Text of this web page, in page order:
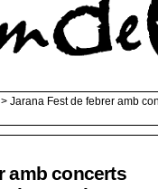
> Jarana Fest de febrer amb
amb concerts